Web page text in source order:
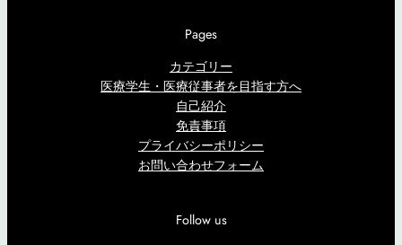
Pages
カテゴリー
医療学生・医療従事者を目指す方へ
自己紹介
免責事項
プライバシーポリシー
お問い合わせフォーム
Follow us